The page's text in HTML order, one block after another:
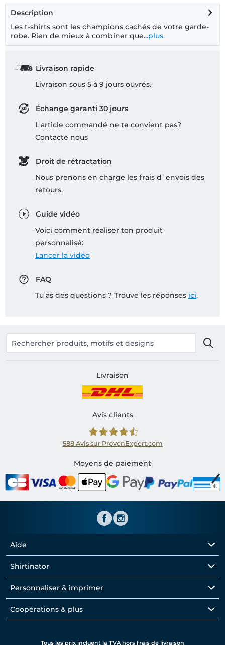
Description
Les t-shirts sont les champions cachés de votre garde-
robe. Rien de mieux à combiner que...plus
Livraison rapide
Livraison sous 5 à 9 jours ouvrés.
Échange garanti 30 jours
L'article commandé ne te convient pas?
Contacte nous
Droit de rétractation
Nous prenons en charge les frais d`envois des
retours.
Guide vidéo
Voici comment réaliser ton produit
personnalisé:
Lancer la vidéo
FAQ
Tu as des questions ? Trouve les réponses ici.
Livraison
Avis clients
Shirtinator FR
588 Avis sur ProvenExpert.com
Moyens de paiement
Aide
Shirtinator
Personnaliser & imprimer
Coopérations & plus
Tous les prix incluent la TVA hors frais de livraison